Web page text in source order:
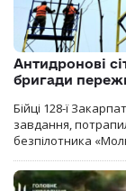
Антидронові
бригади
Бійці 128-ї
завдання,
безпілотника